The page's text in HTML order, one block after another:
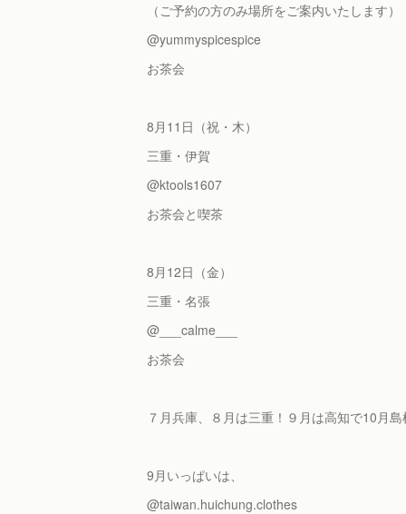
（ご予約の方のみ場所をご案内いたします）
@yummyspicespice
お茶会
8月11日（祝・木）
三重・伊賀
@ktools1607
お茶会と喫茶
8月12日（金）
三重・名張
@___calme___
お茶会
７月兵庫、８月は三重！９月は高知で10月
9月いっぱいは、
@taiwan.huichung.clothes